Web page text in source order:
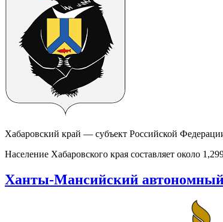
Хабаровский край — субъект Российской
Население Хабаровского края составляет около
Ханты-Мансийский автономный